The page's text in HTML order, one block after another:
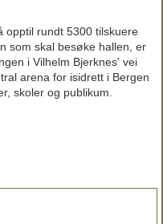
opptil rundt 5300 tilskuere
som skal besøke hallen, er
i Vilhelm Bjerknes' vei
arena for isidrett i Bergen
skoler og publikum.